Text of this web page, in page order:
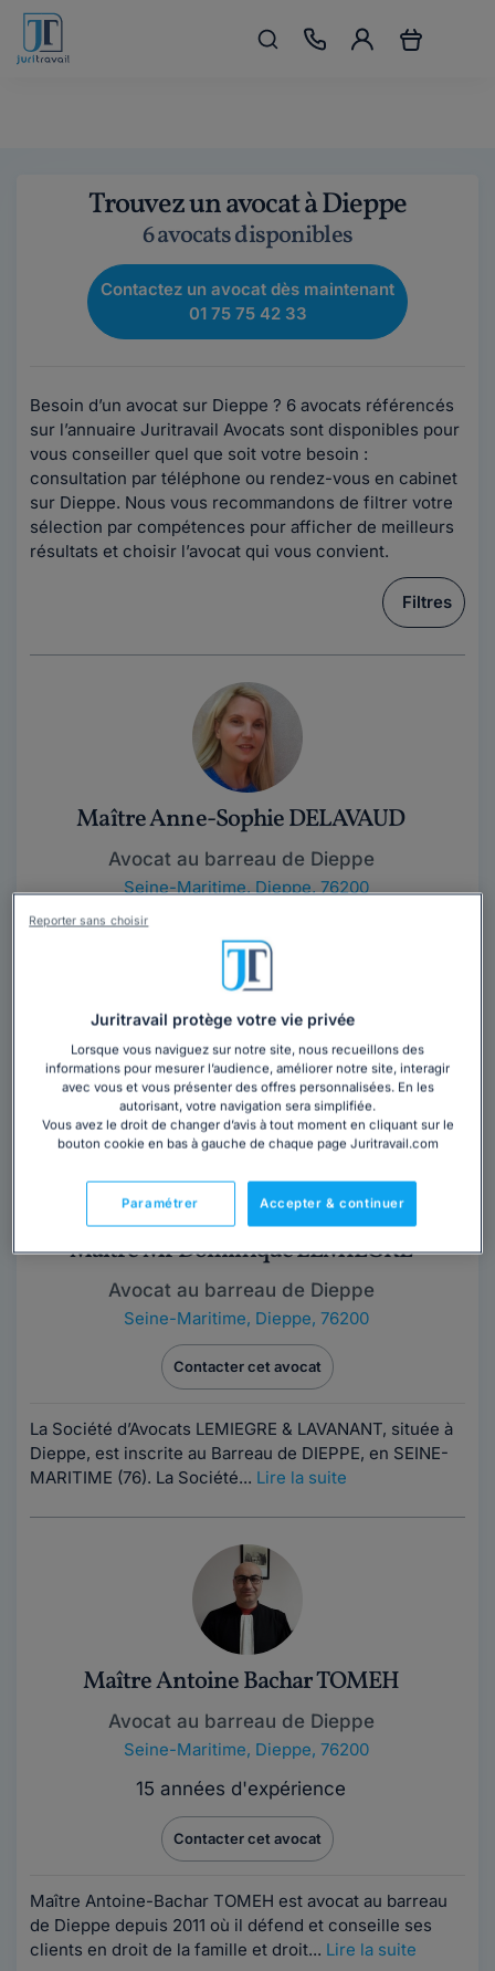
Trouvez un avocat à Dieppe
6 avocats disponibles
Contactez un avocat dès maintenant
01 75 75 42 33
Besoin d’un avocat sur Dieppe ? 6 avocats référencés
sur l’annuaire Juritravail Avocats sont disponibles pour
vous conseiller quel que soit votre besoin :
consultation par téléphone ou rendez-vous en cabinet
sur Dieppe. Nous vous recommandons de filtrer votre
sélection par compétences pour afficher de meilleurs
résultats et choisir l’avocat qui vous convient.
Filtres
Maître Anne-Sophie DELAVAUD
Avocat au barreau de Dieppe
Seine-Maritime,Dieppe, 76200
J'ai deux activités dominantes, le droit social qui
représente 50% de mon activité et le droit de la famille
pour 40%. Le reste relevant du...Lire la suite
Maître Mr Dominique LEMIEGRE
Avocat au barreau de Dieppe
Seine-Maritime, Dieppe, 76200
Contacter cet avocat
La Société d’Avocats LEMIEGRE & LAVANANT, située à
Dieppe, est inscrite au Barreau de DIEPPE, en SEINE-
MARITIME (76). La Société... Lire la suite
Maître Antoine Bachar TOMEH
Avocat au barreau de Dieppe
Seine-Maritime, Dieppe, 76200
15 années d'expérience
Contacter cet avocat
Maître Antoine-Bachar TOMEH est avocat au barreau
de Dieppe depuis 2011 où il défend et conseille ses
clients en droit de la famille et droit... Lire la suite
Juritravail protège votre vie privée
Lorsque vous naviguez sur notre site, nous recueillons des
informations pour mesurer l’audience, améliorer notre site, interagir
avec vous et vous présenter des offres personnalisées. En les
autorisant, votre navigation sera simplifiée.
Vous avez le droit de changer d’avis à tout moment en cliquant sur le
bouton cookie en bas à gauche de chaque page Juritravail.com
Accepter & continuer
Paramétrer
Reporter sans choisir